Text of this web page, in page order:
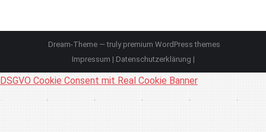
Dream-Theme — truly premium WordPress themes
Impressum | Datenschutzerklärung |
DSGVO Cookie Consent mit Real Cookie Banner